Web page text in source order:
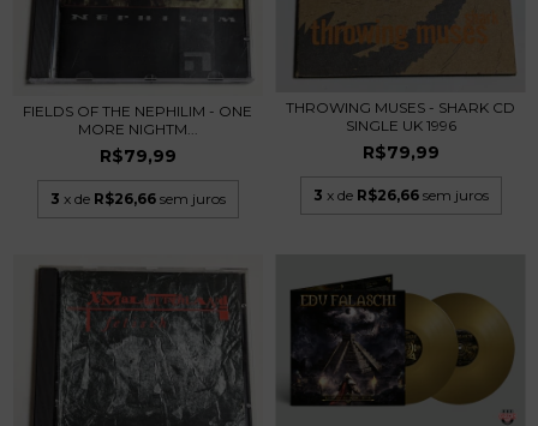
FIELDS OF THE NEPHILIM - ONE
MORE NIGHTM...
R$79,99
3 x de R$26,66 sem juros
THROWING MUSES - SHARK CD
SINGLE UK 1996
R$79,99
3 x de R$26,66 sem juros